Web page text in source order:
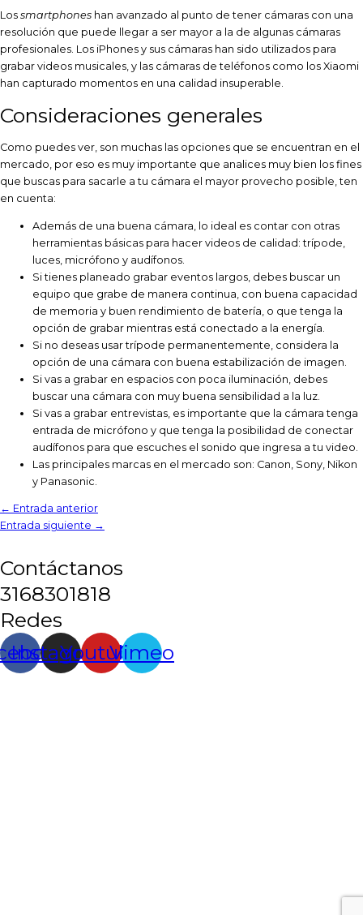
Los smartphones han avanzado al punto de tener cámaras con una
resolución que puede llegar a ser mayor a la de algunas cámaras
profesionales. Los iPhones y sus cámaras han sido utilizados para
grabar videos musicales, y las cámaras de teléfonos como los Xiaomi
han capturado momentos en una calidad insuperable.
Consideraciones generales
Como puedes ver, son muchas las opciones que se encuentran en el
mercado, por eso es muy importante que analices muy bien los fines
que buscas para sacarle a tu cámara el mayor provecho posible, ten
en cuenta:
Además de una buena cámara, lo ideal es contar con otras
herramientas básicas para hacer videos de calidad: trípode,
luces, micrófono y audífonos.
Si tienes planeado grabar eventos largos, debes buscar un
equipo que grabe de manera continua, con buena capacidad
de memoria y buen rendimiento de batería, o que tenga la
opción de grabar mientras está conectado a la energía.
Si no deseas usar trípode permanentemente, considera la
opción de una cámara con buena estabilización de imagen.
Si vas a grabar en espacios con poca iluminación, debes
buscar una cámara con muy buena sensibilidad a la luz.
Si vas a grabar entrevistas, es importante que la cámara tenga
entrada de micrófono y que tenga la posibilidad de conectar
audífonos para que escuches el sonido que ingresa a tu video.
Las principales marcas en el mercado son: Canon, Sony, Nikon
y Panasonic.
← Entrada anterior
Entrada siguiente →
Contáctanos
3168301818
Redes
Instagram
YoutubeVimeo